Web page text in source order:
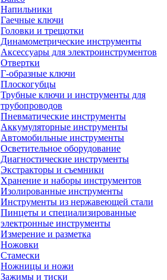
Напильники
Гаечные ключи
Головки и трещотки
Динамометрические инструменты
Аксессуары для электроинструментов
Отвертки
Г-образные ключи
Плоскогубцы
Трубные ключи и инструменты для
трубопроводов
Пневматические инструменты
Аккумуляторные инструменты
Автомобильные инструменты
Осветительное оборудование
Диагностические инструменты
Экстракторы и съемники
Хранение и наборы инструментов
Изолированные инструменты
Инструменты из нержавеющей стали
Пинцеты и специализированные
электронные инструменты
Измерение и разметка
Ножовки
Стамески
Ножницы и ножи
Зажимы и тиски